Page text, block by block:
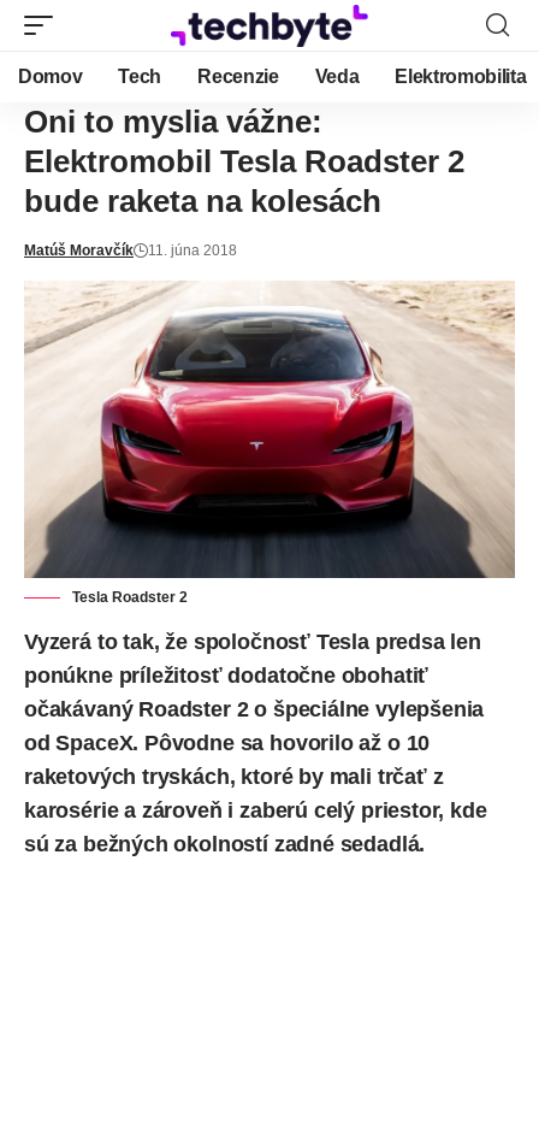
Domov Tech Recenzie Veda Elektromobilita
Oni to myslia vážne:
Elektromobil Tesla Roadster 2
bude raketa na kolesách
Matúš Moravčík 11. júna 2018
Tesla Roadster 2
Vyzerá to tak, že spoločnosť Tesla predsa len
ponúkne príležitosť dodatočne obohatiť
očakávaný Roadster 2 o špeciálne vylepšenia
od SpaceX. Pôvodne sa hovorilo až o 10
raketových tryskách, ktoré by mali trčať z
karosérie a zároveň i zaberú celý priestor, kde
sú za bežných okolností zadné sedadlá.